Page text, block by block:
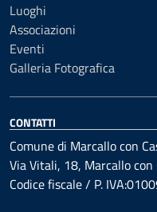
Luoghi
Associazioni
Eventi
Galleria Fotografica
CONTATTI
Comune di Marcallo con
Via Vitali, 18, Marcallo con
Codice fiscale / P.